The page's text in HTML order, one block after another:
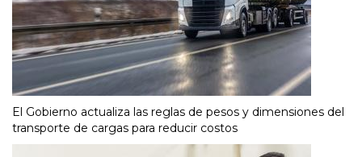
El Gobierno actualiza las reglas de pesos y dimensiones del
transporte de cargas para reducir costos